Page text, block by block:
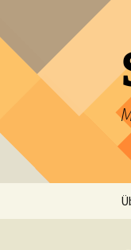
springen